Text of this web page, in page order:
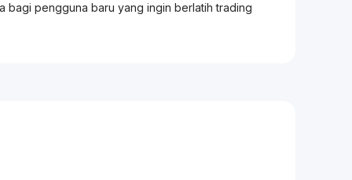
bagi pengguna baru yang ingin berlatihtrading